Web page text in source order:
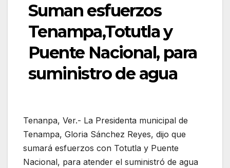
Suman esfuerzos
Tenampa,Totutla y
Puente Nacional, para
suministro de agua
Tenanpa, Ver.- La Presidenta municipal de
Tenampa, Gloria Sánchez Reyes, dijo que
sumará esfuerzos con Totutla y Puente
Nacional, para atender el suministró de agua